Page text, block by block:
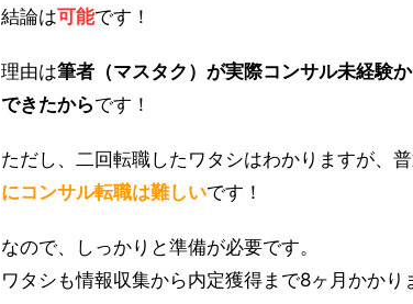
結論は可能です！
理由は筆者（マスタク）が実際コンサル未経験
できたからです！
ただし、二回転職したワタシはわかりますが、
にコンサル転職は難しいです！
なので、しっかりと準備が必要です。
ワタシも情報収集から内定獲得まで8ヶ月かかり